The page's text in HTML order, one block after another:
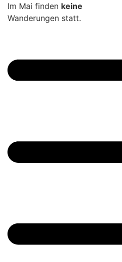
Zum
Inhalt
Im Mai finden keine
Wanderungen statt.